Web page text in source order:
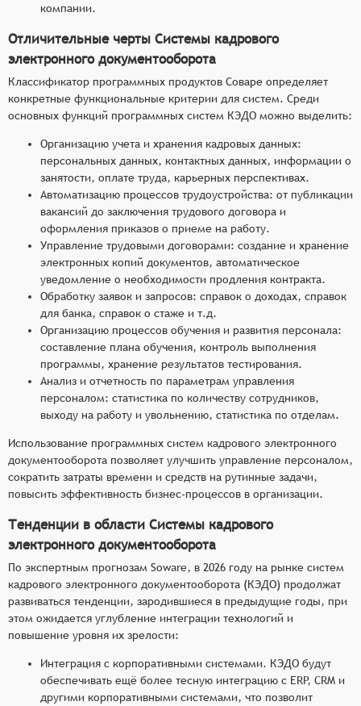
компании.
Отличительные черты Системы кадрового
электронного документооборота
Классификатор программных продуктов Соваре определяет
конкретные функциональные критерии для систем. Среди
основных функций программных систем КЭДО можно выделить:
Организацию учета и хранения кадровых данных:
персональных данных, контактных данных, информации о
занятости, оплате труда, карьерных перспективах.
Автоматизацию процессов трудоустройства: от публикации
вакансий до заключения трудового договора и
оформления приказов о приеме на работу.
Управление трудовыми договорами: создание и хранение
электронных копий документов, автоматическое
уведомление о необходимости продления контракта.
Обработку заявок и запросов: справок о доходах, справок
для банка, справок о стаже и т.д.
Организацию процессов обучения и развития персонала:
составление плана обучения, контроль выполнения
программы, хранение результатов тестирования.
Анализ и отчетность по параметрам управления
персоналом: статистика по количеству сотрудников,
выходу на работу и увольнению, статистика по отделам.
Использование программных систем кадрового электронного
документооборота позволяет улучшить управление персоналом,
сократить затраты времени и средств на рутинные задачи,
повысить эффективность бизнес-процессов в организации.
Тенденции в области Системы кадрового
электронного документооборота
По экспертным прогнозам Soware, в 2026 году на рынке систем
кадрового электронного документооборота (КЭДО) продолжат
развиваться тенденции, зародившиеся в предыдущие годы, при
этом ожидается углубление интеграции технологий и
повышение уровня их зрелости:
Интеграция с корпоративными системами. КЭДО будут
обеспечивать ещё более тесную интеграцию с ERP, CRM и
другими корпоративными системами, что позволит